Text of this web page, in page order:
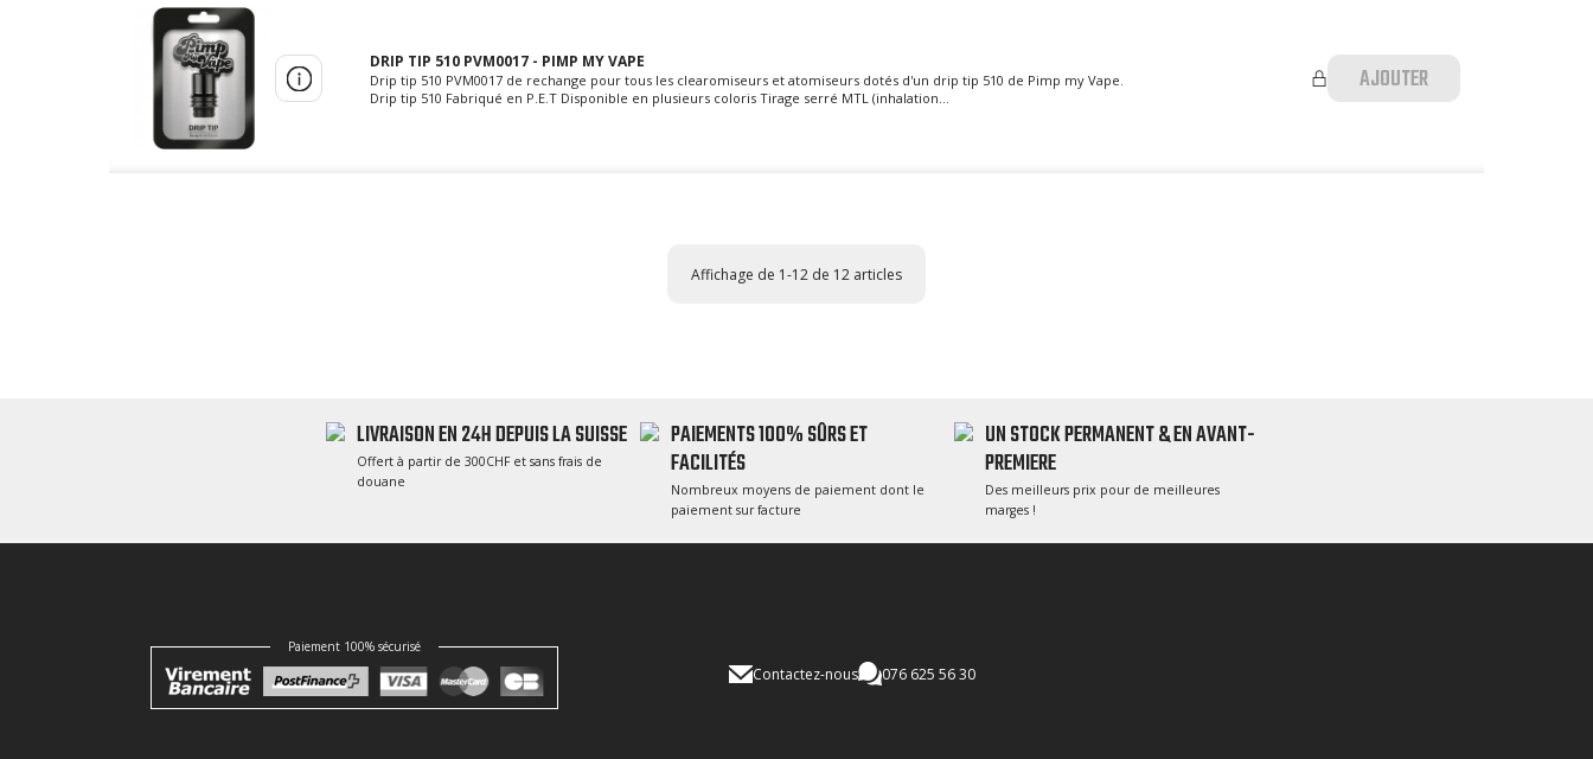
DRIP TIP 510 PVM0017 - PIMP MY VAPE
Drip tip 510 PVM0017 de rechange pour tous les clearomiseurs et atomiseurs dotés d'un drip tip 510 de Pimp my Vape.
Drip tip 510 Fabriqué en P.E.T Disponible en plusieurs coloris Tirage serré MTL (inhalation...
AJOUTER
Affichage de 1-12 de 12 articles
LIVRAISON EN 24H DEPUIS LA SUISSE
Offert à partir de 300CHF et sans frais de
douane
PAIEMENTS 100% SÛRS ET
FACILITÉS
Nombreux moyens de paiement dont le
paiement sur facture
UN STOCK PERMANENT & EN AVANT-
PREMIERE
Des meilleurs prix pour de meilleures
marges !
Paiement 100% sécurisé
Contactez-nous 076 625 56 30